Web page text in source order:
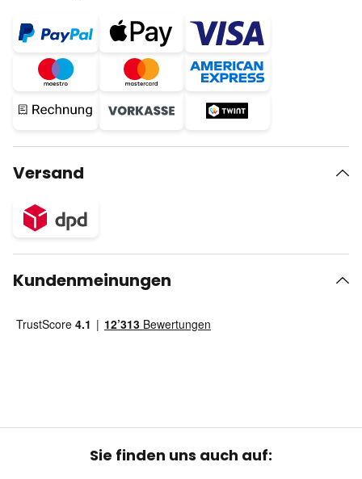
Versand
Kundenmeinungen
Sie finden uns auch auf: